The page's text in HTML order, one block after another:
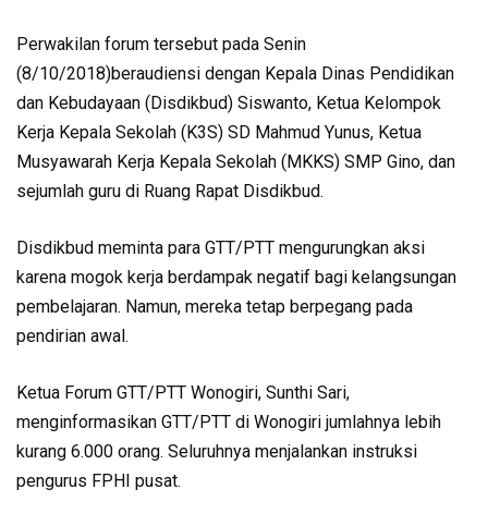
Perwakilan forum tersebut pada Senin
(8/10/2018)beraudiensi dengan Kepala Dinas Pendidikan
dan Kebudayaan (Disdikbud) Siswanto, Ketua Kelompok
Kerja Kepala Sekolah (K3S) SD Mahmud Yunus, Ketua
Musyawarah Kerja Kepala Sekolah (MKKS) SMP Gino, dan
sejumlah guru di Ruang Rapat Disdikbud.
Disdikbud meminta para GTT/PTT mengurungkan aksi
karena mogok kerja berdampak negatif bagi kelangsungan
pembelajaran. Namun, mereka tetap berpegang pada
pendirian awal.
Ketua Forum GTT/PTT Wonogiri, Sunthi Sari,
menginformasikan GTT/PTT di Wonogiri jumlahnya lebih
kurang 6.000 orang. Seluruhnya menjalankan instruksi
pengurus FPHI pusat.